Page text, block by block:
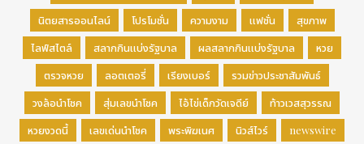
นิตยสารออนไลน์
โปรโมชั่น ความงาม แฟชั่น
สุขภาพ
ไลฟ์สไตล์
สลากกินแบ่งรัฐบาล ผลสลากกินแบ่งรัฐบาล
หวย
ตรวจหวย
ลอตเตอรี่ เรียงเบอร์
รวมข่าวประชาสัมพันธ์
วงล้อนำโชค
สุ่มเลขนำโชค ไอ้ไข่เด็กวัดเจดีย์
ท้าวเวสสุวรรณ
หวยงวดนี้
เลขเด่นนำโชค พระพิฆเนศ นิวส์ไวร์
newswire